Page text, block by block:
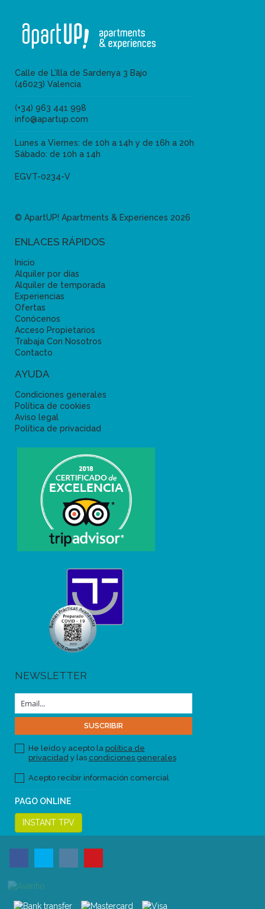
Calle de L’Illa de Sardenya 3 Bajo
(46023) Valencia
(+34) 963 441 998
info@apartup.com
Lunes a Viernes: de 10h a 14h y de 16h a 20h
Sábado: de 10h a 14h
EGVT-0234-V
© ApartUP! Apartments & Experiences 2026
ENLACES RÁPIDOS
Inicio
Alquiler por días
Alquiler de temporada
Experiencias
Ofertas
Conócenos
Acceso Propietarios
Trabaja Con Nosotros
Contacto
AYUDA
Condiciones generales
Política de cookies
Aviso legal
Política de privacidad
NEWSLETTER
He leído y acepto la política de
privacidady las condiciones generales
Acepto recibir información comercial
PAGO ONLINE
INSTANT TPV